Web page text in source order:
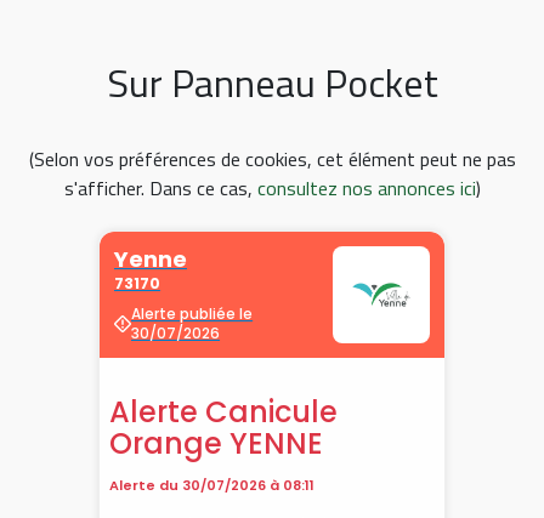
Sur Panneau Pocket
(Selon vos préférences de cookies, cet élément peut ne pas
s'afficher. Dans ce cas, consultez nos annonces ici)